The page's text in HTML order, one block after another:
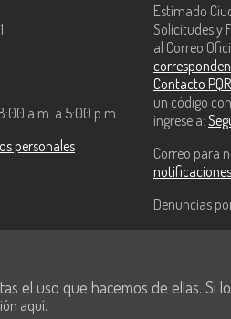
a.m. a 5:00 p.m.
personales
Estimado
Solicitudes y
al Correo
Contacto
un código
ingrese a:
Correo para
Denuncias
el uso que hacemos de ellas. Si lo
aquí.